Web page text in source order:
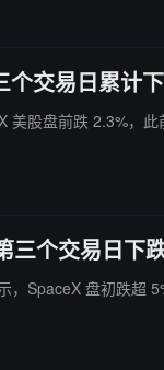
交易日累计
股盘前跌 2.3%，此
三个交易日下
SpaceX 盘初跌超